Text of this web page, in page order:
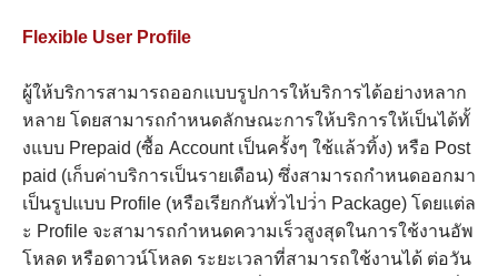
Flexible User Profile
ผู้ให้บริการสามารถออกแบบรูปการให้บริการได้อย่างหลาก
หลาย โดยสามารถกำหนดลักษณะการให้บริการให้เป็นได้ทั้
งแบบ Prepaid (ซื้อ Account เป็นครั้งๆ ใช้แล้วทิ้ง) หรือ Post
paid (เก็บค่าบริการเป็นรายเดือน) ซึ่งสามารถกำหนดออกมา
เป็นรูปแบบ Profile (หรือเรียกกันทั่วไปว่่า Package) โดยแต่ล
ะ Profile จะสามารถกำหนดความเร็วสูงสุดในการใช้งานอัพ
โหลด หรือดาวน์โหลด ระยะเวลาที่สามารถใช้งานได้ ต่อวัน